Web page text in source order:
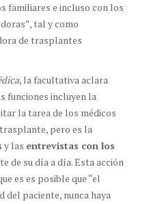
familiares e incluso con los
tal y como
de trasplantes
, la facultativa aclara
funciones incluyen la
la tarea de los médicos
pero es la
y las entrevistas con los
de su día a día. Esta acción
es es posible que “el
del paciente, nunca haya